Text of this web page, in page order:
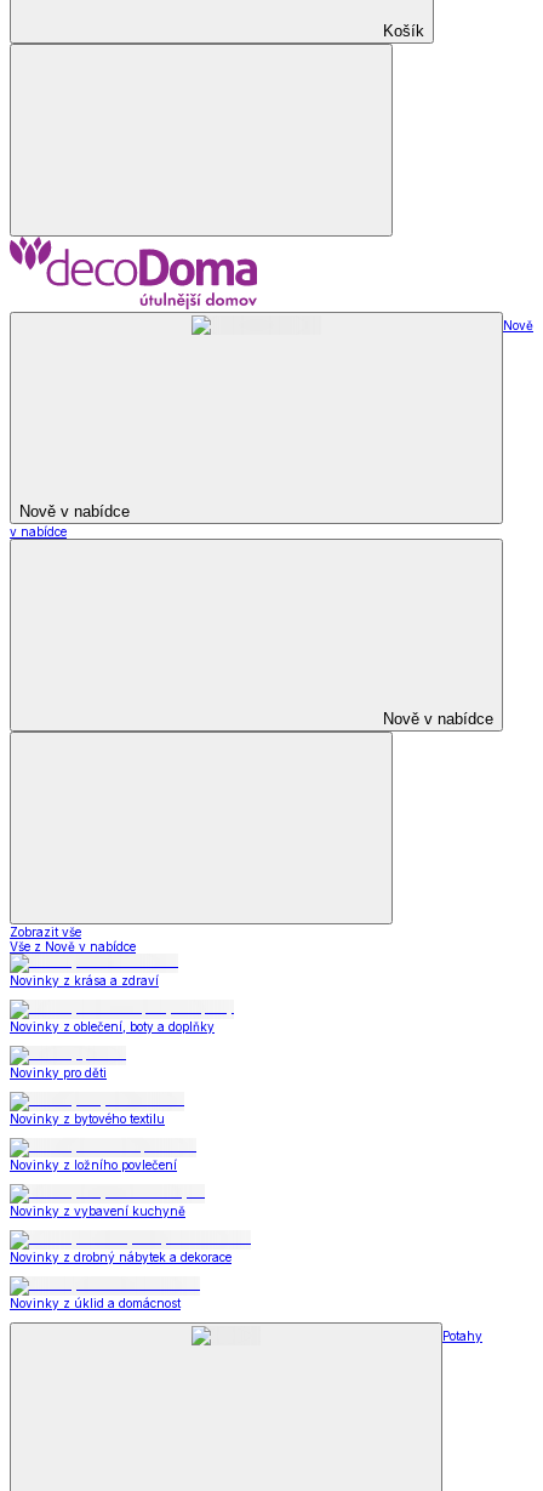
Košík
Nově v nabídce
Nově
v nabídce
Nově v nabídce
Zobrazit vše
Vše z Nově v nabídce
Novinky z krása a zdraví
Novinky z oblečení, boty a doplňky
Novinky pro děti
Novinky z bytového textilu
Novinky z ložního povlečení
Novinky z vybavení kuchyně
Novinky z drobný nábytek a dekorace
Novinky z úklid a domácnost
Potahy